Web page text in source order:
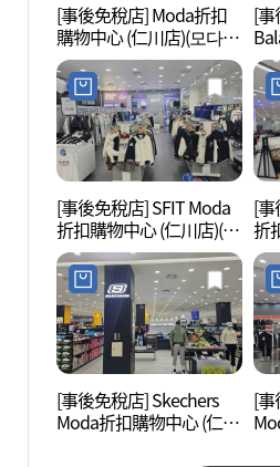
[事後免稅店] Moda折扣
購物中心 (仁川店)(모다아
울렛 인천점)
[
中
모
[事後免稅店] SFIT Moda
折扣購物中心 (仁川店)(에
스핏 모다아울렛 인천점)
[事
折
록
[事後免稅店] Skechers
Moda折扣購物中心 (仁川
[事